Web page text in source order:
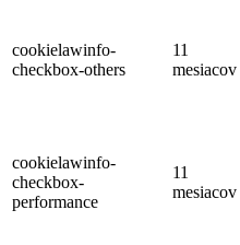
cookielawinfo-
checkbox-others
11
mesiacov
cookielawinfo-
checkbox-
performance
11
mesiacov